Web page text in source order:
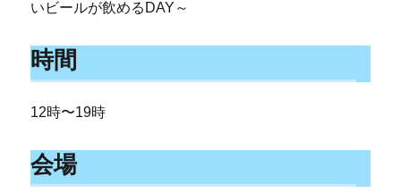
いビールが飲めるDAY～
時間
12時〜19時
会場